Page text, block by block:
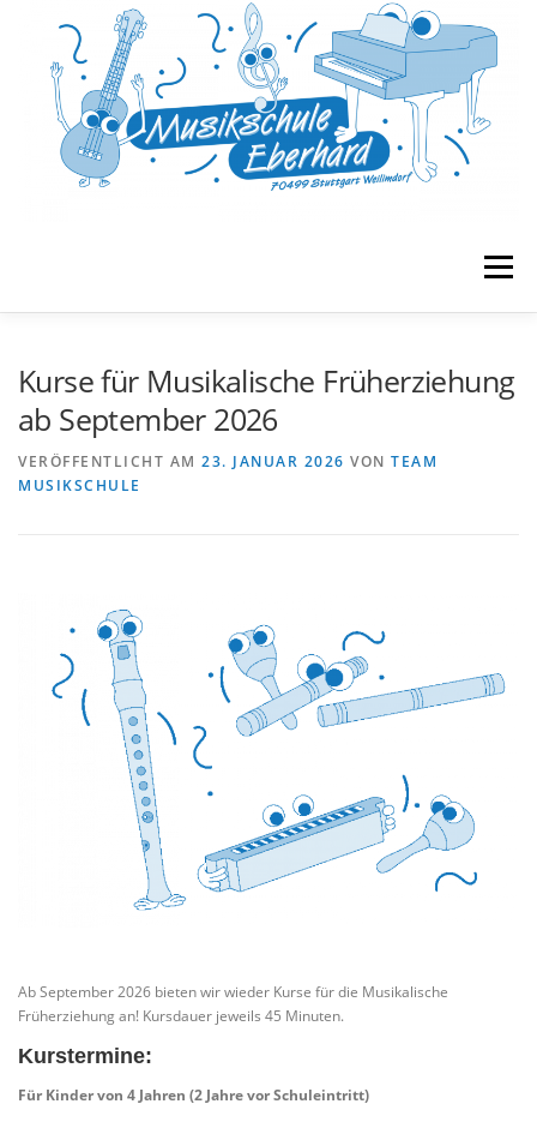
springen
Menü
Kurse für Musikalische Früherziehung
ab September 2026
VERÖFFENTLICHT AM 23. JANUAR 2026 VON TEAM
MUSIKSCHULE
Ab September 2026 bieten wir wieder Kurse für die Musikalische
Früherziehung an! Kursdauer jeweils 45 Minuten.
Kurstermine:
Für Kinder von 4 Jahren (2 Jahre vor Schuleintritt)